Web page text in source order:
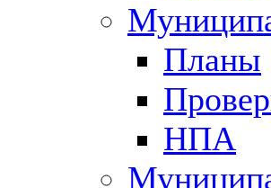
Планы
НПА